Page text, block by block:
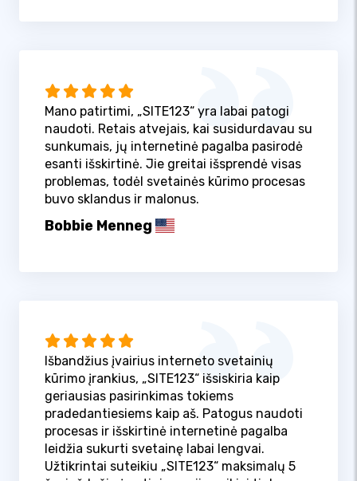
Mano patirtimi, „SITE123“ yra labai patogi
naudoti. Retais atvejais, kai susidurdavau su
sunkumais, jų internetinė pagalba pasirodė
esanti išskirtinė. Jie greitai išsprendė visas
problemas, todėl svetainės kūrimo procesas
buvo sklandus ir malonus.
Bobbie Menneg
Išbandžius įvairius interneto svetainių
kūrimo įrankius, „SITE123“ išsiskiria kaip
geriausias pasirinkimas tokiems
pradedantiesiems kaip aš. Patogus naudoti
procesas ir išskirtinė internetinė pagalba
leidžia sukurti svetainę labai lengvai.
Užtikrintai suteikiu „SITE123“ maksimalų 5